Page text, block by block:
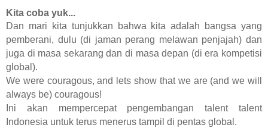
Kita coba yuk...
Dan mari kita tunjukkan bahwa kita adalah bangsa yang
pemberani, dulu (di jaman perang melawan penjajah) dan
juga di masa sekarang dan di masa depan (di era kompetisi
global).
We were couragous, and lets show that we are (and we will
always be) couragous!
Ini akan mempercepat pengembangan talent talent
Indonesia untuk terus menerus tampil di pentas global.